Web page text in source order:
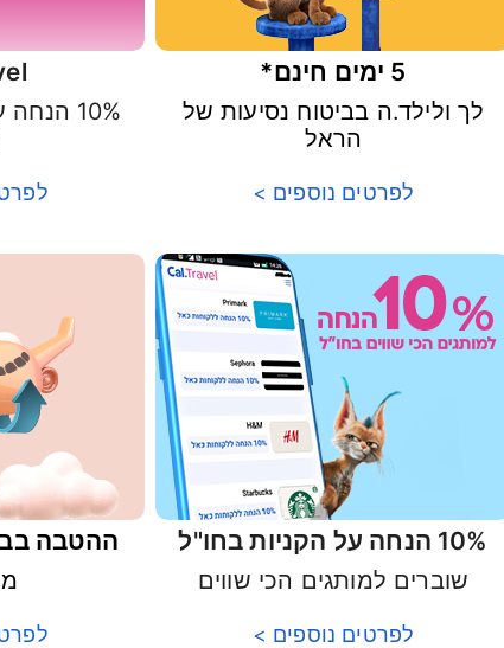
5 ימים חינם*
לך ולילד.ה בביטוח נסיעות של
הראל
לפרטים נוספים >
10%
10% הנחה על הקניות בחו"ל
שוברים למותגים הכי שווים
לפרטים נוספים >
ההטבה